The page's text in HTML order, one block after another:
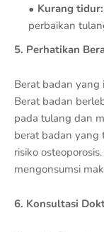
Kurang tidur:
perbaikan
5. Perhatikan
Berat badan
Berat badan
pada tulang dan
berat badan yang
risiko
mengonsumsi
6. Konsultasi